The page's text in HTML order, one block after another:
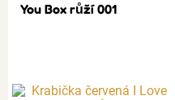
You Box růží 001